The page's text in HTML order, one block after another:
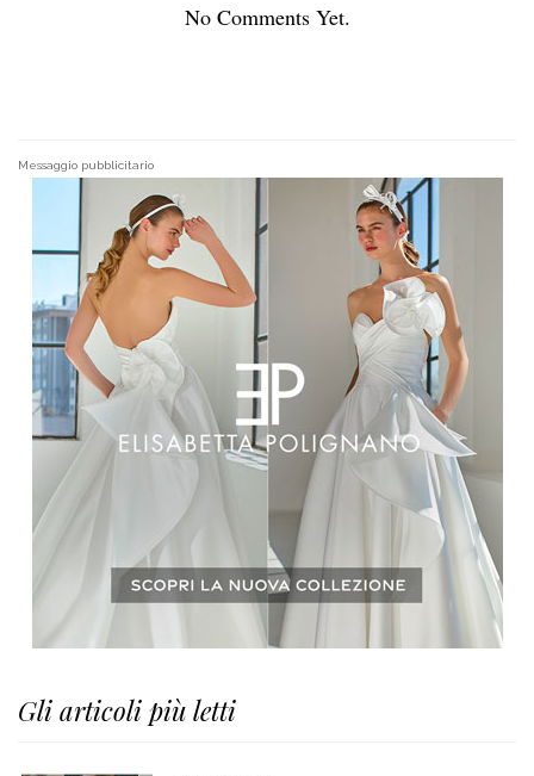
No Comments Yet.
Messaggio pubblicitario
Gli articoli più letti